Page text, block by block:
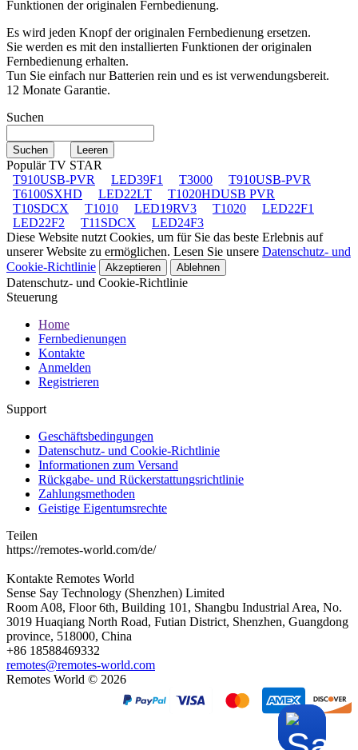
Funktionen der originalen Fernbedienung.
Es wird jeden Knopf der originalen Fernbedienung ersetzen.
Sie werden es mit den installierten Funktionen der originalen
Fernbedienung erhalten.
Tun Sie einfach nur Batterien rein und es ist verwendungsbereit.
12 Monate Garantie.
Suchen
Populär TV STAR
T910USB-PVR
LED39F1 T3000
T910USB-PVR
T6100SXHD
LED22LT
T1020HDUSB PVR
T10SDCX
T1010 LED19RV3 T1020
LED22F1
LED22F2
T11SDCX
LED24F3
Diese Website nutzt Cookies, um für Sie das beste Erlebnis auf
unserer Website zu ermöglichen. Lesen Sie unsere Datenschutz- und
Cookie-Richtlinie
Akzeptieren Ablehnen
Datenschutz- und Cookie-Richtlinie
Steuerung
Home
Fernbedienungen
Kontakte
Anmelden
Registrieren
Support
Geschäftsbedingungen
Datenschutz- und Cookie-Richtlinie
Informationen zum Versand
Rückgabe- und Rückerstattungsrichtlinie
Zahlungsmethoden
Geistige Eigentumsrechte
Teilen
https://remotes-world.com/de/
Kontakte Remotes World
Sense Say Technology (Shenzhen) Limited
Room A08, Floor 6th, Building 101, Shangbu Industrial Area, No.
3019 Huaqiang North Road, Futian District, Shenzhen, Guangdong
province, 518000, China
+86 18588469332
remotes@remotes-world.com
Remotes World © 2026